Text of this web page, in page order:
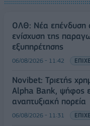
ΟΛΘ: Νέα επένδυση
ενίσχυση της
εξυπηρέτησης
06/08/2026 - 11:42
Novibet: Τριετής
Alpha Bank, ψήφος
αναπτυξιακή πορεία
06/08/2026 - 11:31